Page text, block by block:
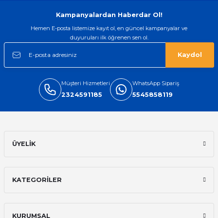
Kampanyalardan Haberdar Ol!
Hemen E-posta listemize kayıt ol, en güncel kampanyalar ve
duyuruları ilk öğrenen sen ol.
Kaydol
Müşteri Hizmetleri
2324591185
WhatsApp Sipariş
5545858119
ÜYELİK
KATEGORİLER
KURUMSAL